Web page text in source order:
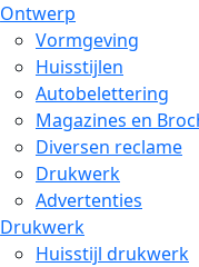
Ontwerp
Vormgeving
Huisstijlen
Autobelettering
Magazines en
Diversen reclame
Drukwerk
Advertenties
Drukwerk
Huisstijl drukwerk